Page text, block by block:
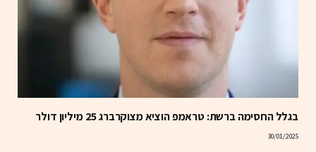
בגלל החסימה ברשת: טראמפ הוציא מצוקרברג 25 מיליון דולר
30/01/2025